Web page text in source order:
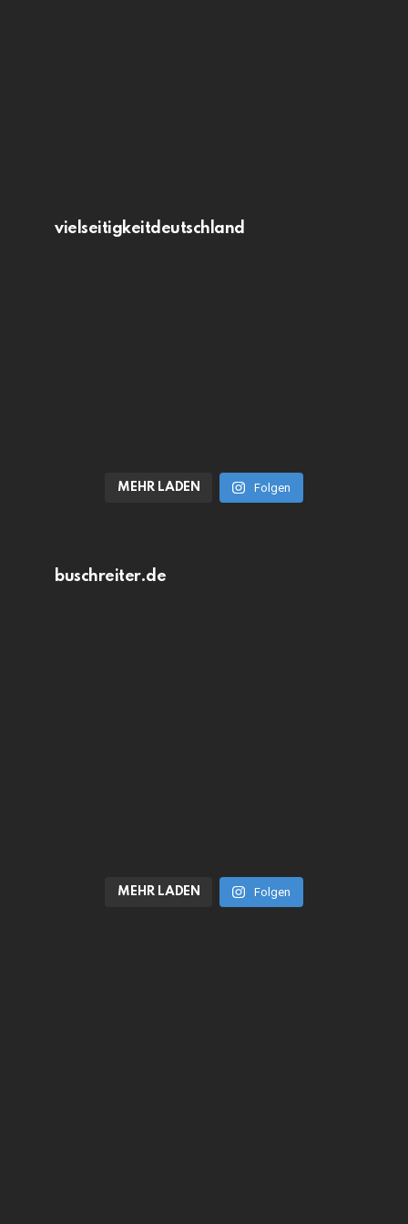
vielseitigkeitdeutschland
MEHR LADEN Folgen
buschreiter.de
MEHR LADEN Folgen